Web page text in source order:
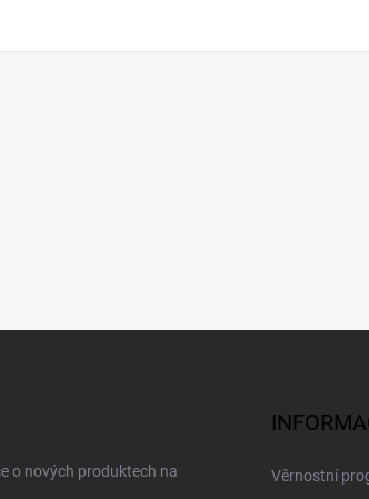
o nových produktech na
Věrnostní